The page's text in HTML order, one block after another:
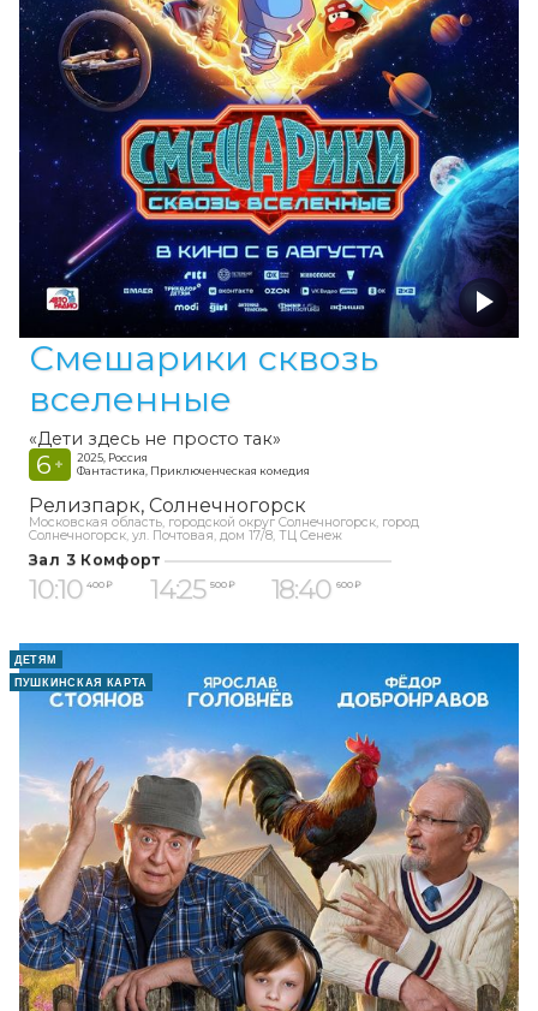
Смешарики сквозь
вселенные
«Дети здесь не просто так»
6 +
2025, Россия
Фантастика, Приключенческая комедия
Релизпарк Солнечногорск
Московская область, городской округ Солнечногорск, город
Солнечногорск, ул. Почтовая, дом 17/8, ТЦ Сенеж
Зал 3 Комфорт
10:10 400 ₽ 14:25 500 ₽ 18:40 600 ₽
ДЕТЯМ
ПУШКИНСКАЯ КАРТА